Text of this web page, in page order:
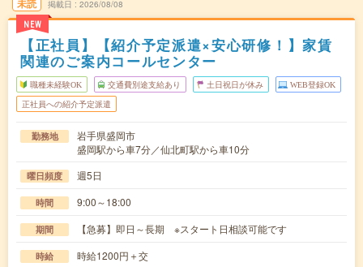
未読
NEW
掲載日 2026/08/08
【正社員】【紹介予定派遣×安心研修！】家賃
関連のご案内コールセンター
職種未経験OK 交通費別途支給あり 土日祝日が休み WEB登録OK
正社員への紹介予定派遣
勤務地
岩手県盛岡市
盛岡駅から車7分／仙北町駅から車10分
曜日頻度 週5日
時間 9:00～18:00
期間 【急募】即日～長期 ※スタート日相談可能です
時給 時給1200円＋交